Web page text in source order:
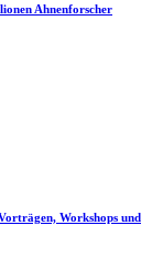
Ahnenforscher
Workshops und